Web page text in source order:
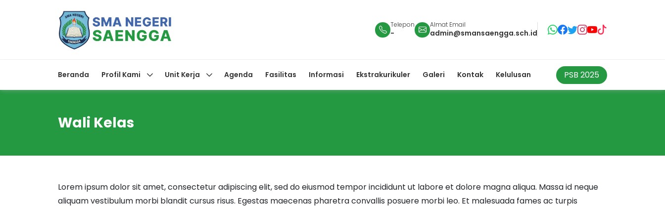
Telepon
-
Almat Email
admin@smansaengga.sch.id
Beranda Profil Kami Unit Kerja Agenda Fasilitas Informasi Ekstrakurikuler Galeri Kontak Kelulusan PSB 2025
Wali Kelas
Lorem ipsum dolor sit amet, consectetur adipiscing elit, sed do eiusmod tempor incididunt ut labore et dolore magna aliqua. Massa id neque
aliquam vestibulum morbi blandit cursus risus. Egestas maecenas pharetra convallis posuere morbi leo. Et malesuada fames ac turpis